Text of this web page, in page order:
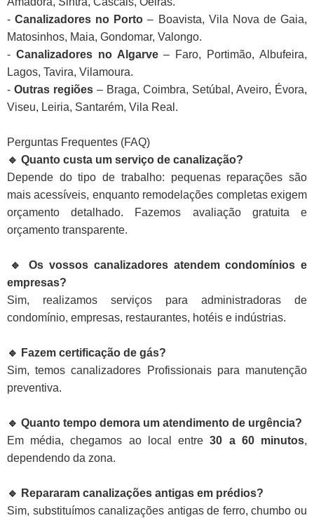
-Canalizadores no Porto – Boavista, Vila Nova de Gaia,
Matosinhos, Maia, Gondomar, Valongo.
- Canalizadores no Algarve– Faro, Portimão, Albufeira,
Lagos, Tavira, Vilamoura.
- Outras regiões – Braga, Coimbra, Setúbal, Aveiro, Évora,
Viseu, Leiria, Santarém, Vila Real.
Perguntas Frequentes (FAQ)
🔹 Quanto custa um serviço de canalização?
Depende do tipo de trabalho: pequenas reparações são
mais acessíveis, enquanto remodelações completas exigem
orçamento detalhado. Fazemos avaliação gratuita e
orçamento transparente.
🔹 Os vossos canalizadores atendem condomínios e
empresas?
Sim, realizamos serviços para administradoras de
condomínio, empresas, restaurantes, hotéis e indústrias.
🔹 Fazem certificação de gás?
Sim, temos canalizadores Profissionais para manutenção
preventiva.
🔹 Quanto tempo demora um atendimento de urgência?
Em média, chegamos ao local entre30 a 60 minutos,
dependendo da zona.
🔹 Repararam canalizações antigas em prédios?
Sim, substituímos canalizações antigas de ferro, chumbo ou